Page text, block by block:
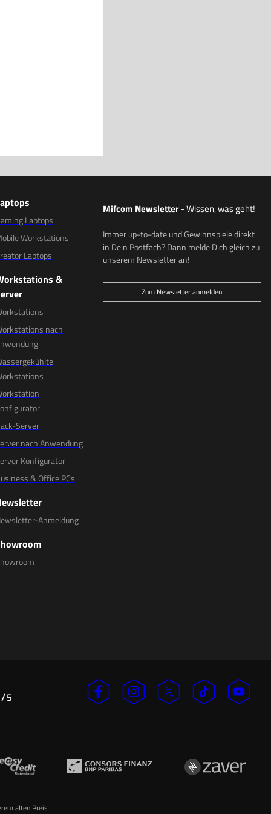
Laptops
Workstations
Laptops
&
nach
Server
nach Anwendung
Konfigurator
& Office PCs
Anmeldung
Mifcom Newsletter-Wissen, was geht!
Immer up-to-date und Gewinnspiele direkt
in Dein Postfach? Dann melde Dich gleich zu
unserem Newsletter an!
Zum Newsletter anmelden
/5
alten Preis